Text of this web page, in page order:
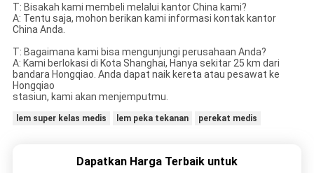
T: Bisakah kami membeli melalui kantor China kami?
A: Tentu saja, mohon berikan kami informasi kontak kantor
China Anda.
T: Bagaimana kami bisa mengunjungi perusahaan Anda?
A: Kami berlokasi di Kota Shanghai, Hanya sekitar 25 km dari
bandara Hongqiao. Anda dapat naik kereta atau pesawat ke
Hongqiao
stasiun, kami akan menjemputmu.
lem super kelas medis lem peka tekanan perekat medis
Dapatkan Harga Terbaik untuk